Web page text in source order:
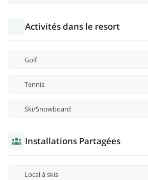
Activités dans le resort
Golf
Tennis
Ski/Snowboard
Installations Partagées
Local à skis